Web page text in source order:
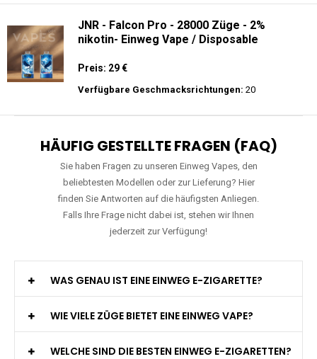
JNR - Falcon Pro - 28000 Züge - 2%
nikotin- Einweg Vape / Disposable
Preis: 29 €
Verfügbare Geschmacksrichtungen: 20
HÄUFIG GESTELLTE FRAGEN (FAQ)
Sie haben Fragen zu unseren Einweg Vapes, den
beliebtesten Modellen oder zur Lieferung? Hier
finden Sie Antworten auf die häufigsten Anliegen.
Falls Ihre Frage nicht dabei ist, stehen wir Ihnen
jederzeit zur Verfügung!
WAS GENAU IST EINE EINWEG E-ZIGARETTE?
WIE VIELE ZÜGE BIETET EINE EINWEG VAPE?
WELCHE SIND DIE BESTEN EINWEG E-ZIGARETTEN?